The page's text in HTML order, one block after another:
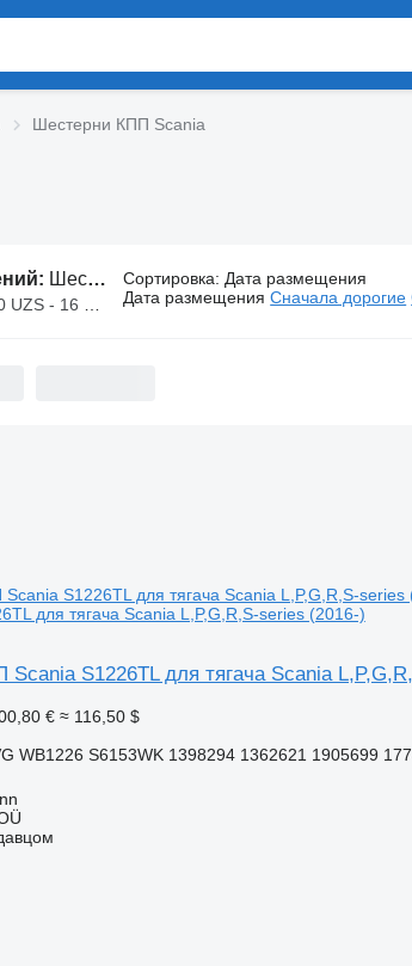
Шестерни КПП Scania
Шестерни КПП Scania
16 000 000 UZS
Сортировка: Дата размещения
Дата размещения Сначала дорогие
для тягача Scania L,P,G,R,S-series (2016-)
S1226TL для тягача Scania
€ ≈ 116,50 $
WB1226 S6153WK 1398294 1362621 1905699